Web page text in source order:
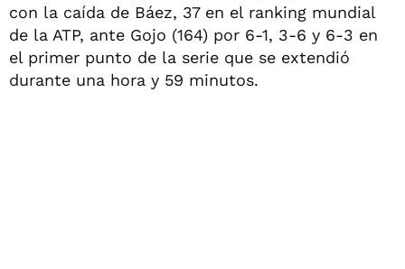
con la caída de Báez, 37 en el ranking mundial
de la ATP, ante Gojo (164) por 6-1, 3-6 y 6-3 en
el primer punto de la serie que se extendió
durante una hora y 59 minutos.